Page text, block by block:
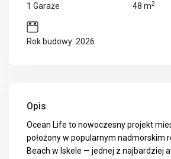
1 Garaże 48 m2
Rok budowy: 2026
Opis
Ocean Life to nowoczesny projekt
położony w popularnym nadmorskim
Beach w Iskele — jednej z najbardziej